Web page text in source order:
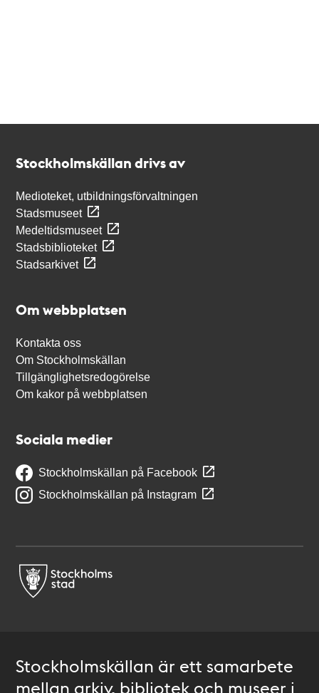
Stockholmskällan drivs av
Medioteket, utbildningsförvaltningen
Stadsmuseet
Medeltidsmuseet
Stadsbiblioteket
Stadsarkivet
Om webbplatsen
Kontakta oss
Om Stockholmskällan
Tillgänglighetsredogörelse
Om kakor på webbplatsen
Sociala medier
Stockholmskällan på Facebook
Stockholmskällan på Instagram
Stockholmskällan är ett samarbete
mellan arkiv, bibliotek och museer i